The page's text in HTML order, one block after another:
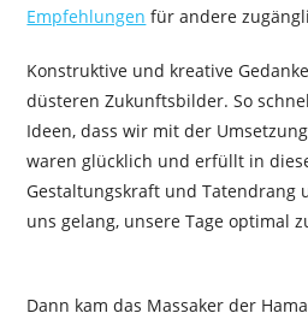
Empfehlungen für andere
Konstruktive und kreative
düsteren Zukunftsbilder. So
Ideen, dass wir mit der
waren glücklich und erfüllt in
Gestaltungskraft und Tatendrang
uns gelang, unsere Tage optimal
Dann kam das Massaker der